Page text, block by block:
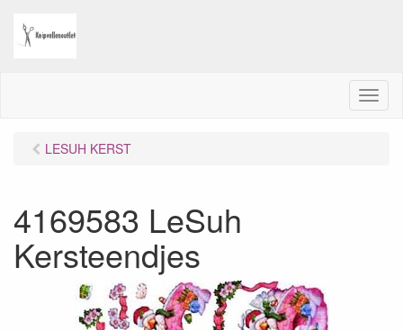
M
e
LESUH KERST
4169583 LeSuh
Kersteendjes